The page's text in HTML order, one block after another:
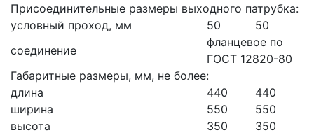
Присоединительные размеры выходного патрубка:
условный проход, мм
50
50
соединение
фланцевое по
ГОСТ 12820-80
Габаритные размеры, мм, не более:
длина
440
440
ширина
550
550
высота
350
350